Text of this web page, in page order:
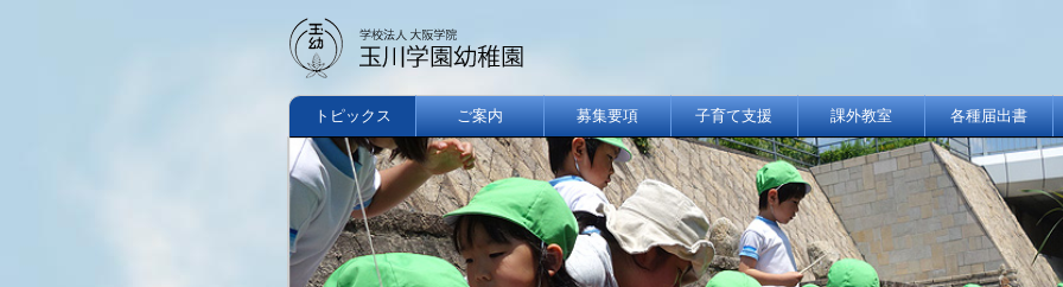
トピックス ご案内 募集要項 子育て支援 課外教室 各種届出書